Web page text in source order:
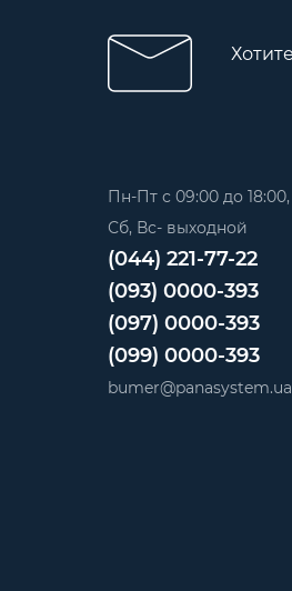
Пн-Пт с 09:00 до 18:00,
Сб, Вс- выходной
(044) 221-77-22
(093) 0000-393
(097) 0000-393
(099) 0000-393
bumer@panasystem.ua